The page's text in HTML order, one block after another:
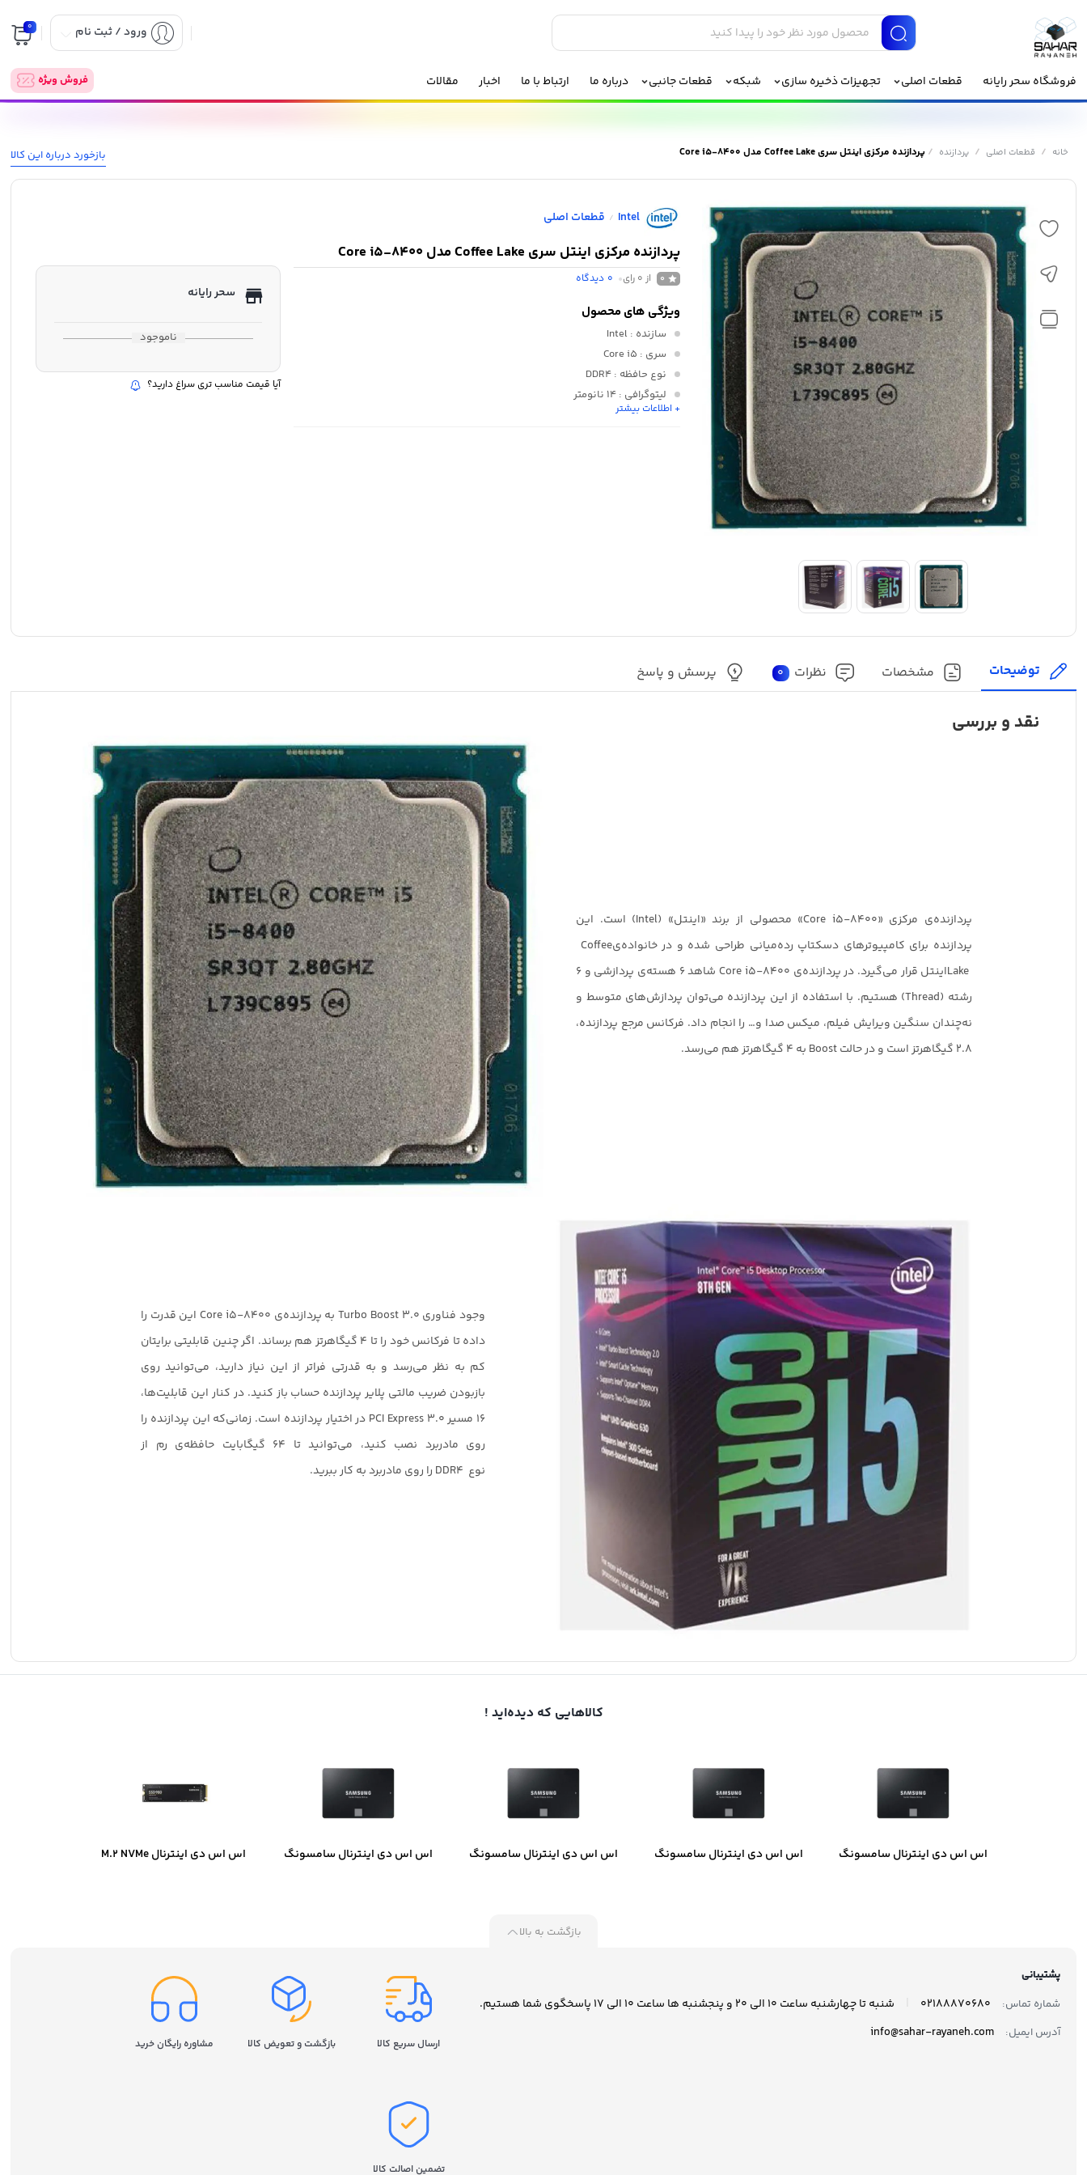
ورود / ثبت نام 0
فروشگاه سحر رایانه قطعات اصلی تجهیزات ذخیره سازی شبکه قطعات جانبی درباره ما ارتباط با ما اخبار مقالات فروش ویژه
بازخورد درباره این کالا خانه / قطعات اصلی / پردازنده /پردازنده مرکزی اینتل سری Coffee Lake مدل Core i5-8400
Intel
/ قطعات اصلی
پردازنده مرکزی اینتل سری Coffee Lake مدل Core i5-8400
0 از 0 رای 0 دیدگاه
ویژگی های محصول
سازنده : Intel
سری : Core i5
نوع حافظه : DDR4
لیتوگرافی : 14 نانومتر
تعداد هسته (Core)
+ اطلاعات بیشتر
سحر رایانه
ناموجود
آیا قیمت مناسب تری سراغ دارید؟
توضیحات مشخصات نظرات 0 پرسش و پاسخ
نقد و بررسی
پردازنده‌ی مرکزی «Core i5-8400» محصولی از برند «اینتل» (Intel) است. این
پردازنده برای کامپیوترهای دسکتاپ رده‌میانی طراحی شده و در خانواده‌یCoffee
Lakeاینتل قرار می‌گیرد. در پردازنده‌ی Core i5-8400
شاهد 6 هسته‌ی پردازشی و 6
رشته (Thread) هستیم. با استفاده از این پردازنده می‌توان پردازش‌های متوسط و
نه‌چندان سنگین ویرایش فیلم، میکس صدا و… را انجام داد. فرکانس مرجع پردازنده،
2.8 گیگاهرتز است و در حالت
Boost به 4 گیگاهرتز هم می‌رسد.
وجود فناوری Turbo Boost 3.0 به پردازنده‌ی Core i5-8400 این قدرت را
داده تا فرکانس خود را تا 4 گیگاهرتز هم برساند. اگر چنین قابلیتی برایتان
کم به نظر می‌رسد و به قدرتی فراتر از این نیاز دارید، می‌توانید روی
بازبودن ضریب مالتی پلایر پردازنده حساب باز کنید. در کنار این قابلیت‌ها،
16 مسیر
PCI Express 3.0 در اختیار پردازنده است. زمانی‌که این پردازنده را
روی مادربرد نصب کنید، می‌توانید تا 64 گیگابایت حافظه‌ی رم از
نوع DDR4 را روی مادربرد به کار ببرید.
کالاهایی که دیده‌اید !
اس اس دی اینترنال سامسونگ
اس اس دی اینترنال سامسونگ
اس اس دی اینترنال سامسونگ
اس اس دی اینترنال سامسونگ
اس اس دی اینترنال M.2 NVMe
بازگشت به بالا
پشتیبانی
شماره تماس:
02188870680 شنبه تا چهارشنبه ساعت 10 الی 20 و پنجشنبه ها ساعت 10 الی 17 پاسخگوی شما هستیم.
آدرس ایمیل: info@sahar-rayaneh.com
ارسال سریع کالا بازگشت و تعویض کالا مشاوره رایگان خرید
تضمین اصالت کالا